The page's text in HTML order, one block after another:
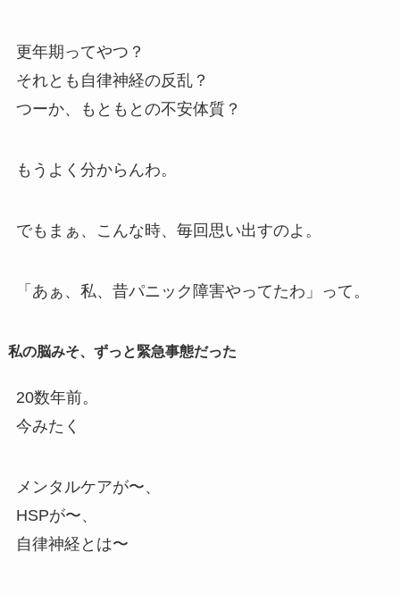
更年期ってやつ？
それとも自律神経の反乱？
つーか、もともとの不安体質？
もうよく分からんわ。
でもまぁ、こんな時、毎回思い出すのよ。
「あぁ、私、昔パニック障害やってたわ」って。
私の脳みそ、ずっと緊急事態だった
20数年前。
今みたく
メンタルケアが〜、
HSPが〜、
自律神経とは〜